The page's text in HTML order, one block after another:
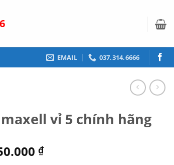
EMAIL 037.314.6666
vỉ 5 chính hãng
₫Giá